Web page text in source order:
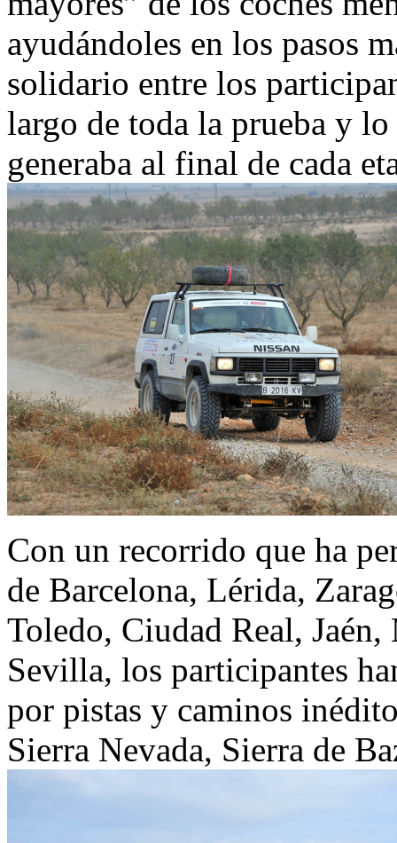
ayudándoles en los pasos
solidario entre los
largo de toda la prueba y
generaba al final de cada
Con un recorrido que ha
de Barcelona, Lérida,
Toledo, Ciudad Real,
Sevilla, los participantes
por pistas y caminos
Sierra Nevada, Sierra de